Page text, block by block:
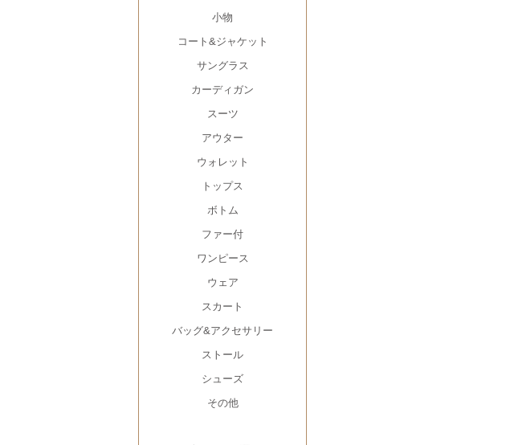
小物
コート&ジャケット
サングラス
カーディガン
スーツ
アウター
ウォレット
トップス
ボトム
ファー付
ワンピース
ウェア
スカート
バッグ&アクセサリー
ストール
シューズ
その他